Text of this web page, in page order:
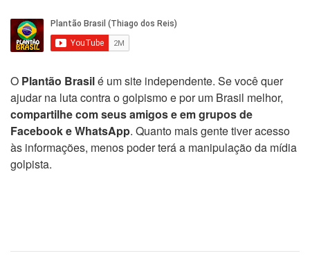
O Plantão Brasilé um site independente. Se você quer
ajudar na luta contra o golpismo e por um Brasil melhor,
compartilhe com seus amigos e em grupos de
Facebook e WhatsApp. Quanto mais gente tiver acesso
às informações, menos poder terá a manipulação da mídia
golpista.